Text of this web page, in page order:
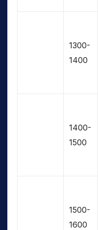
1300-
1400
1400-
1500
1500-
1600